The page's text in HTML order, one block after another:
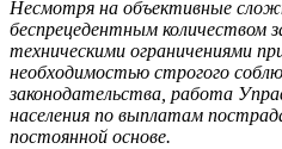
Несмотря на объективные
беспрецедентным количеством
техническими ограничениями
необходимостью строгого
законодательства, работа
населения по выплатам
постоянной основе.